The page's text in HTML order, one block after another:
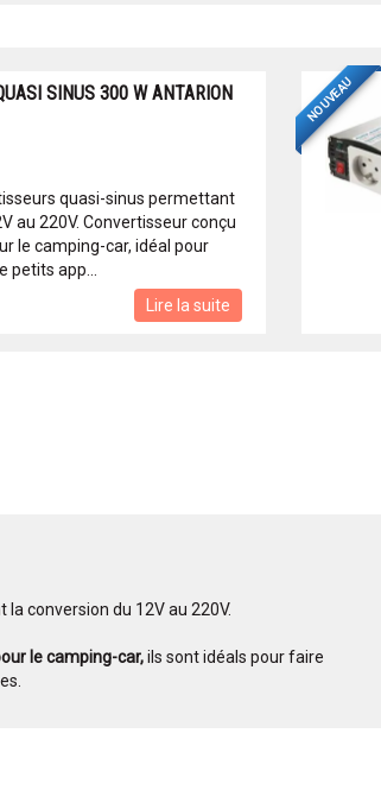
SINUS 300 W ANTARION
quasi-sinus permettant
au 220V. Convertisseur conçu
le camping-car, idéal pour
app...
Lire la suite
NOUVEAU
conversion du 12V au 220V.
le camping-car,ils sont idéals pour faire